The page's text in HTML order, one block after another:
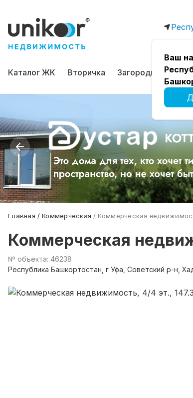
Ваш
Каталог ЖК Вторичка Загородная
Главная Коммерческая Коммерческая
Коммерческая
№ объекта: 46238
Республика Башкортостан, г Уфа, Советский р-н,